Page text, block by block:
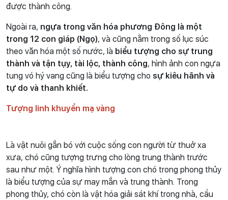
được thành công.
Ngoài ra, ngựa trong văn hóa phương Đông là một
trong 12 con giáp (Ngọ), và cũng nằm trong số lục súc
theo văn hóa một số nước, là biểu tượng cho sự trung
thành và tận tụy, tài lộc, thành công, hình ảnh con ngựa
tung vó hý vang cũng là biểu tượng cho sự kiêu hãnh và
tự do và thanh khiết.
Tượng linh khuyển mạ vàng
Là vật nuôi gắn bó với cuộc sống con người từ thuở xa
xưa, chó cũng tượng trưng cho lòng trung thành trước
sau như một. Ý nghĩa hình tượng con chó trong phong thủy
là biểu tượng của sự may mắn và trung thành. Trong
phong thủy, chó còn là vật hóa giải sát khí trong nhà, cầu